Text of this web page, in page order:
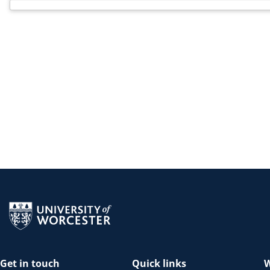
Return to the homepage
Get in touch Quick links